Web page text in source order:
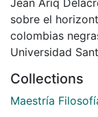
Jean Ariq
sobre el
colombias
Universidad
Collections
Maestría